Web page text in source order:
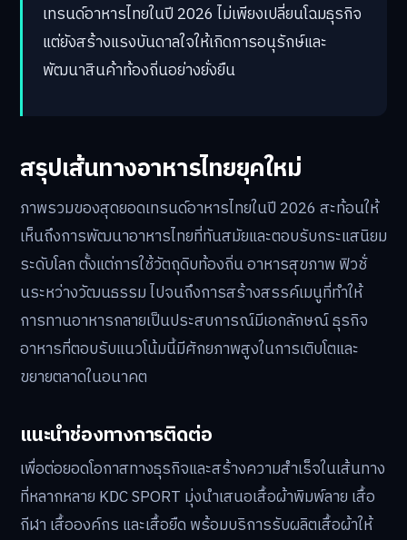
เทรนด์อาหารไทยในปี 2026 ไม่เพียงเปลี่ยนโฉมธุรกิจ
แต่ยังสร้างแรงบันดาลใจให้เกิดการอนุรักษ์และ
พัฒนาสินค้าท้องถิ่นอย่างยั่งยืน
สรุปเส้นทางอาหารไทยยุคใหม่
ภาพรวมของสุดยอดเทรนด์อาหารไทยในปี 2026 สะท้อนให้
เห็นถึงการพัฒนาอาหารไทยที่ทันสมัยและตอบรับกระแสนิยม
ระดับโลก ตั้งแต่การใช้วัตถุดิบท้องถิ่น อาหารสุขภาพ ฟิวชั่
นระหว่างวัฒนธรรม ไปจนถึงการสร้างสรรค์เมนูที่ทำให้
การทานอาหารกลายเป็นประสบการณ์มีเอกลักษณ์ ธุรกิจ
อาหารที่ตอบรับแนวโน้มนี้มีศักยภาพสูงในการเติบโตและ
ขยายตลาดในอนาคต
แนะนำช่องทางการติดต่อ
เพื่อต่อยอดโอกาสทางธุรกิจและสร้างความสำเร็จในเส้นทาง
ที่หลากหลาย KDC SPORT มุ่งนำเสนอเสื้อผ้าพิมพ์ลาย เสื้อ
กีฬา เสื้อองค์กร และเสื้อยืด พร้อมบริการรับผลิตเสื้อผ้าให้